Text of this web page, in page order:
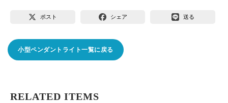
ポスト シェア 送る
小型ペンダントライト一覧に戻る
RELATED ITEMS